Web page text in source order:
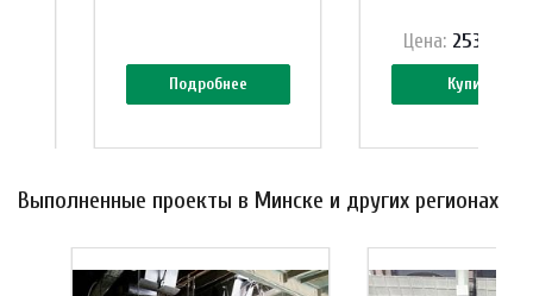
Подробнее Купить
Цена: 253 344 ₽
Выполненные проекты в Минске и других регионах